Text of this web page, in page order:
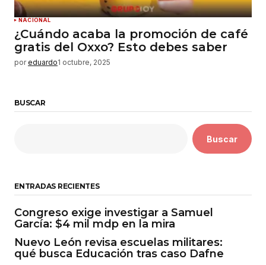
NACIONAL
¿Cuándo acaba la promoción de café
gratis del Oxxo? Esto debes saber
por eduardo1 octubre, 2025
BUSCAR
Buscar
ENTRADAS RECIENTES
Congreso exige investigar a Samuel
García: $4 mil mdp en la mira
Nuevo León revisa escuelas militares:
qué busca Educación tras caso Dafne